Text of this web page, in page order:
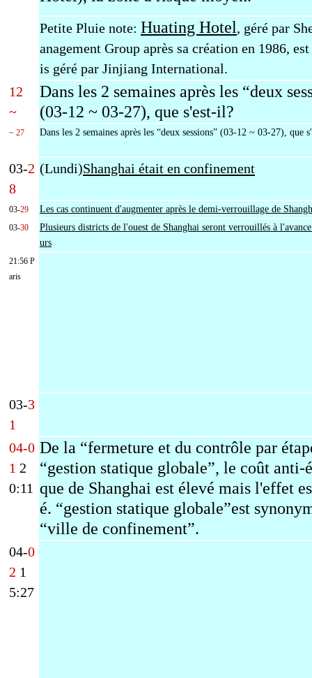
Petite Pluie note: Huating Hotel, géré par
anagement Group après sa création en 1986,
is géré par Jinjiang International.
12
~
Dans les 2 semaines après les “deux
(03-12 ~ 03-27), que s'est-il?
~ 27 Dans les 2 semaines après les “deux sessions” (03-12 ~ 03-27), que
03-2
8
(Lundi)Shanghai était en confinement
03-29 Les cas continuent d'augmenter après le demi-verrouillage de
03-30
Plusieurs districts de l'ouest de Shanghai seront verrouillés à
urs
21:56 P
aris
03-3
1
04-0
1 2
0:11
De la “fermeture et du contrôle par
“gestion statique globale”, le coût anti-
que de Shanghai est élevé mais l'effet
é. “gestion statique globale”est
“ville de confinement”.
04-0
2 1
5:27